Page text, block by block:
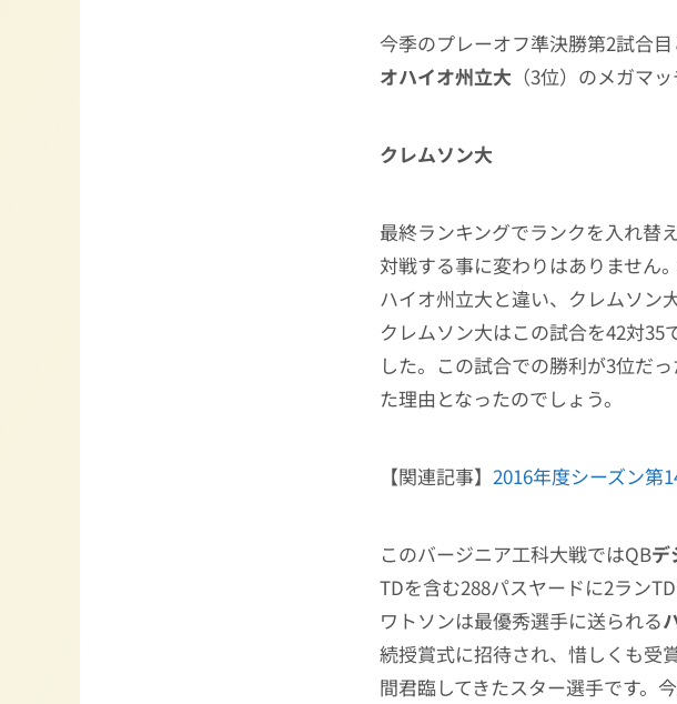
今季のプレーオフ準決勝第2試合目
オハイオ州立大 （3位）のメガマ
クレムソン大
最終ランキングでランクを入れ替
対戦する事に変わりはありません
ハイオ州立大と違い、クレムソン
クレムソン大はこの試合を42対
した。この試合での勝利が3位だ
た理由となったのでしょう。
【関連記事】 2016年度シーズン第
このバージニア工科大戦ではQBデ
TDを含む288パスヤードに2ラン
ワトソンは最優秀選手に送られる
続授賞式に招待され、惜しくも受
間君臨してきたスター選手です。